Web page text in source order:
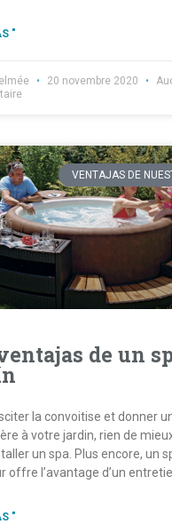
"
20 novembre 2020
VENTAJAS DE
de un
la convoitise et donner
à votre jardin, rien de
un spa. Plus encore, un
offre l’avantage d’un
"